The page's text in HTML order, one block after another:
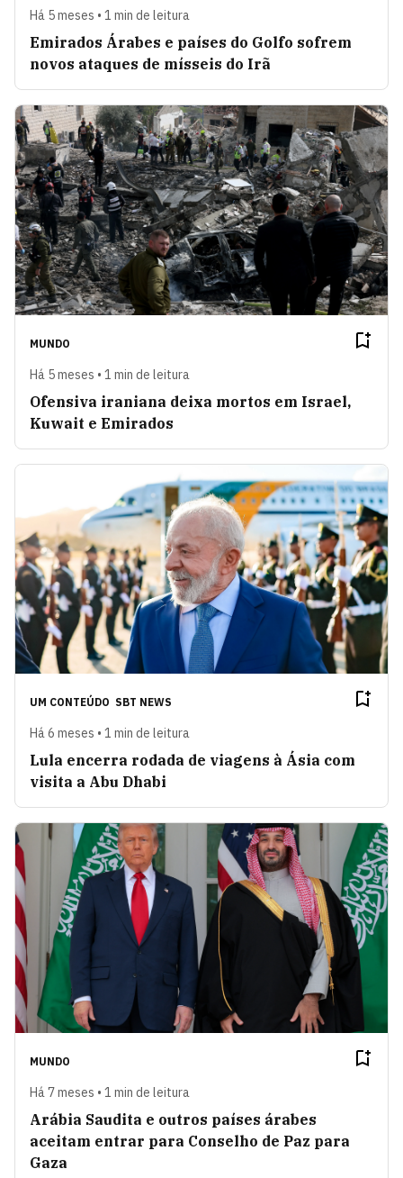
Há 5 meses • 1 min de leitura
Emirados Árabes e países do Golfo sofrem
novos ataques de mísseis do Irã
MUNDO
Há 5 meses • 1 min de leitura
Ofensiva iraniana deixa mortos em Israel,
Kuwait e Emirados
UM CONTEÚDO SBT NEWS
Há 6 meses • 1 min de leitura
Lula encerra rodada de viagens à Ásia com
visita a Abu Dhabi
MUNDO
Há 7 meses • 1 min de leitura
Arábia Saudita e outros países árabes
aceitam entrar para Conselho de Paz para
Gaza